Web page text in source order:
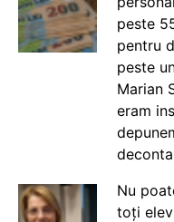
peste
pentru
peste
Marian
eram
Nu
toți